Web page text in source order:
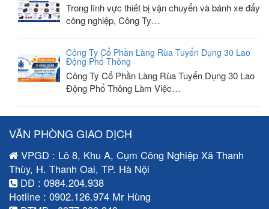
Trong lĩnh vực thiết bị vận chuyển và bánh xe đẩy
công nghiệp, Công Ty…
Công Ty Cổ Phần Làng Rùa Tuyển Dụng 30 Lao
Động Phổ Thông
Công Ty Cổ Phần Làng Rùa Tuyển Dụng 30 Lao
Động Phổ Thông Làm Việc…
VĂN PHÒNG GIAO DỊCH
VPGD : Lô 8, Khu A, Cụm Công Nghiệp Xã Thanh
Thùy, H. Thanh Oai, TP. Hà Nội
DĐ : 0984.204.938
Hotline : 0902.126.974 Mr Hùng